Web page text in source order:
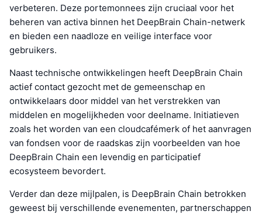
verbeteren. Deze portemonnees zijn cruciaal voor het
beheren van activa binnen het DeepBrain Chain-netwerk
en bieden een naadloze en veilige interface voor
gebruikers.
Naast technische ontwikkelingen heeft DeepBrain Chain
actief contact gezocht met de gemeenschap en
ontwikkelaars door middel van het verstrekken van
middelen en mogelijkheden voor deelname. Initiatieven
zoals het worden van een cloudcafémerk of het aanvragen
van fondsen voor de raadskas zijn voorbeelden van hoe
DeepBrain Chain een levendig en participatief
ecosysteem bevordert.
Verder dan deze mijlpalen, is DeepBrain Chain betrokken
geweest bij verschillende evenementen, partnerschappen